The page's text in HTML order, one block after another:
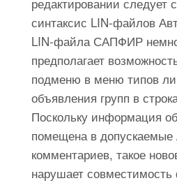
синтаксис LIN-файлов
LIN-файла САПФИР
предполагает
подменю в меню типов
объявления групп в
Поскольку информация
помещена в допускаемые
комментариев, такое
нарушает